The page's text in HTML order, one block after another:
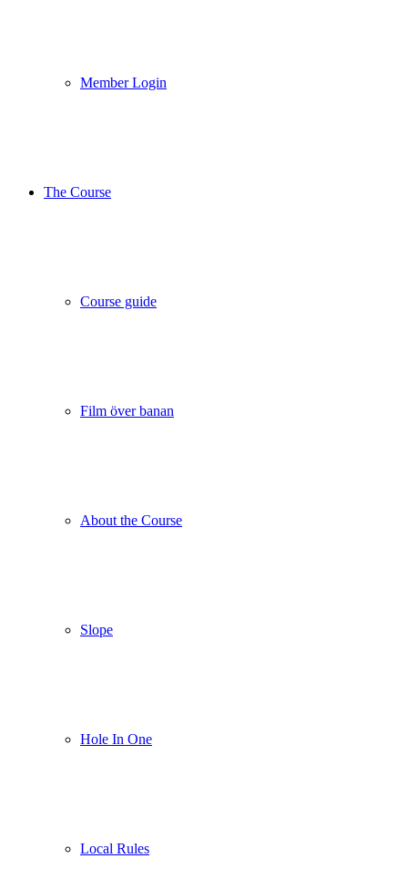
Member Login
The Course
Course guide
Film över banan
About the Course
Slope
Hole In One
Local Rules